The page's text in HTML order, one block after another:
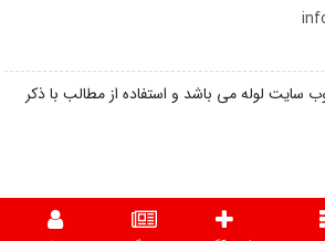
سایت لوله می باشد و استفاده از مطالب با ذکر